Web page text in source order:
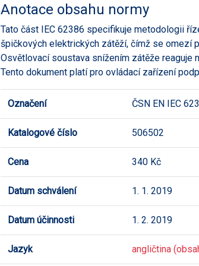
Anotace obsahu normy
Tato část IEC 62386 specifikuje metodologii
špičkových elektrických zátěží, čímž se omezí
Osvětlovací soustava snížením zátěže reaguje
Tento dokument platí pro ovládací zařízení
Označení ČSN EN IEC
Katalogové číslo 506502
Cena 340 Kč
Datum schválení 1. 1. 2019
Datum účinnosti 1. 2. 2019
Jazyk angličtina